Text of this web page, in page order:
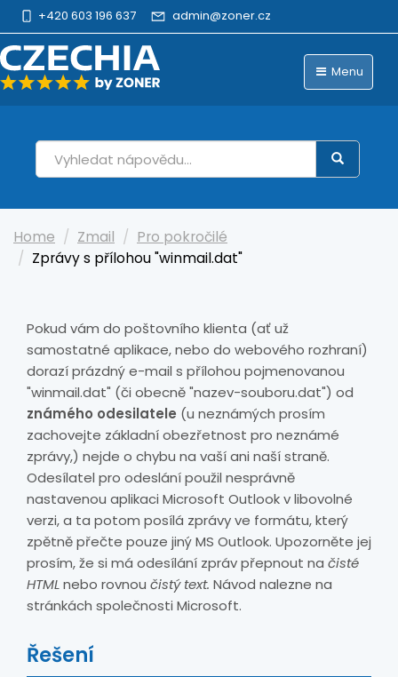
+420 603 196 637 admin@zoner.cz
Menu
Home Zmail
Pro pokročilé
Zprávy s přílohou "winmail.dat"
Pokud vám do poštovního klienta (ať už
samostatné aplikace, nebo do webového rozhraní)
dorazí prázdný e-mail s přílohou pojmenovanou
"winmail.dat" (či obecně "nazev-souboru.dat") od
známého odesilatele (u neznámých prosím
zachovejte základní obezřetnost pro neznámé
zprávy,) nejde o chybu na vaší ani naší straně.
Odesílatel pro odeslání použil nesprávně
nastavenou aplikaci Microsoft Outlook v libovolné
verzi, a ta potom posílá zprávy ve formátu, který
zpětně přečte pouze jiný MS Outlook. Upozorněte jej
prosím, že si má odesílání zpráv přepnout na čisté
HTMLnebo rovnou čistý text. Návod nalezne na
stránkách společnosti Microsoft.
Řešení